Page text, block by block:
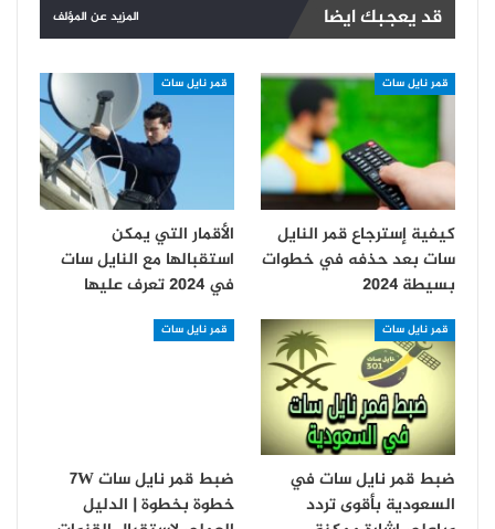
قد يعجبك ايضا المزيد عن المؤلف
قمر نايل سات
كيفية إسترجاع قمر النايل
سات بعد حذفه في خطوات
بسيطة 2024
قمر نايل سات
الأقمار التي يمكن
استقبالها مع النايل سات
في 2024 تعرف عليها
قمر نايل سات
ضبط قمر نايل سات في
السعودية بأقوى تردد
قمر نايل سات
ضبط قمر نايل سات 7W
خطوة بخطوة | الدليل